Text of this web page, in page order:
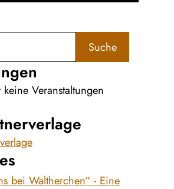
Suche
Veranstaltungen
bei Waltherchen“ - Eine